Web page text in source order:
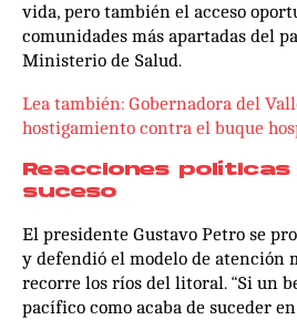
vida, pero también el acceso
comunidades más apartadas del
Ministerio de Salud.
Lea también: Gobernadora del
hostigamiento contra el buque
Reacciones
suceso
El presidente Gustavo Petro se
y defendió el modelo de atención
recorre los ríos del litoral. “Si un
pacífico como acaba de suceder